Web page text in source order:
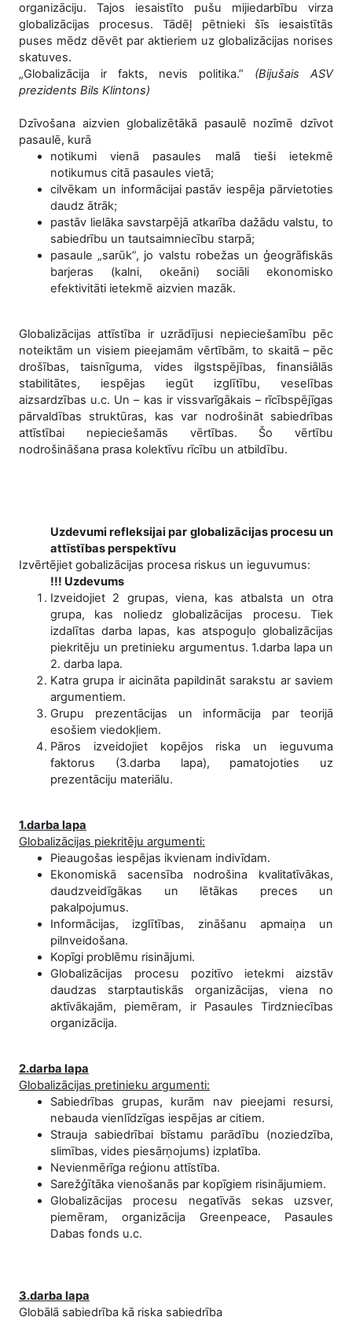
organizāciju. Tajos iesaistīto pušu mijiedarbību virza
globalizācijas procesus. Tādēļ pētnieki šīs iesaistītās
puses mēdz dēvēt par aktieriem uz globalizācijas norises
skatuves.
„Globalizācija ir fakts, nevis politika.” (Bijušais ASV
prezidents Bils Klintons)
Dzīvošana aizvien globalizētākā pasaulē nozīmē dzīvot
pasaulē, kurā
notikumi vienā pasaules malā tieši ietekmē
notikumus citā pasaules vietā;
cilvēkam un informācijai pastāv iespēja pārvietoties
daudz ātrāk;
pastāv lielāka savstarpējā atkarība dažādu valstu, to
sabiedrību un tautsaimniecību starpā;
pasaule „sarūk”, jo valstu robežas un ģeogrāfiskās
barjeras (kalni, okeāni) sociāli ekonomisko
efektivitāti ietekmē aizvien mazāk.
Globalizācijas attīstība ir uzrādījusi nepieciešamību pēc
noteiktām un visiem pieejamām vērtībām, to skaitā – pēc
drošības, taisnīguma, vides ilgstspējības, finansiālās
stabilitātes, iespējas iegūt izglītību, veselības
aizsardzības u.c. Un – kas ir vissvarīgākais – rīcībspējīgas
pārvaldības struktūras, kas var nodrošināt sabiedrības
attīstībai nepieciešamās vērtības. Šo vērtību
nodrošināšana prasa kolektīvu rīcību un atbildību.
Uzdevumi refleksijai par globalizācijas procesu un
attīstības perspektīvu
Izvērtējiet gobalizācijas procesa riskus un ieguvumus:
!!! Uzdevums
Izveidojiet 2 grupas, viena, kas atbalsta un otra
grupa, kas noliedz globalizācijas procesu. Tiek
izdalītas darba lapas, kas atspoguļo globalizācijas
piekritēju un pretinieku argumentus. 1.darba lapa un
2. darba lapa.
Katra grupa ir aicināta papildināt sarakstu ar saviem
argumentiem.
Grupu prezentācijas un informācija par teorijā
esošiem viedokļiem.
Pāros izveidojiet kopējos riska un ieguvuma
faktorus (3.darba lapa), pamatojoties uz
prezentāciju materiālu.
1.darba lapa
Globalizācijas piekritēju argumenti:
Pieaugošas iespējas ikvienam indivīdam.
Ekonomiskā sacensība nodrošina kvalitatīvākas,
daudzveidīgākas un lētākas preces un
pakalpojumus.
Informācijas, izglītības, zināšanu apmaiņa un
pilnveidošana.
Kopīgi problēmu risinājumi.
Globalizācijas procesu pozitīvo ietekmi aizstāv
daudzas starptautiskās organizācijas, viena no
aktīvākajām, piemēram, ir Pasaules Tirdzniecības
organizācija.
2.darba lapa
Globalizācijas pretinieku argumenti:
Sabiedrības grupas, kurām nav pieejami resursi,
nebauda vienlīdzīgas iespējas ar citiem.
Strauja sabiedrībai bīstamu parādību (noziedzība,
slimības, vides piesārņojums) izplatība.
Nevienmērīga reģionu attīstība.
Sarežģītāka vienošanās par kopīgiem risinājumiem.
Globalizācijas procesu negatīvās sekas uzsver,
piemēram, organizācija Greenpeace, Pasaules
Dabas fonds u.c.
3.darba lapa
Globālā sabiedrība kā riska sabiedrība